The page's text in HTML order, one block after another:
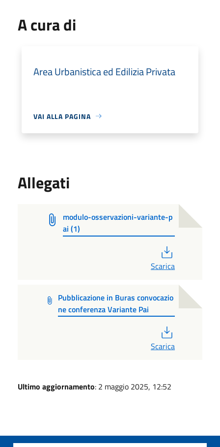
A cura di
Area Urbanistica ed Edilizia Privata
VAI ALLA PAGINA
Allegati
modulo-osservazioni-variante-p
ai (1)
Scarica
Pubblicazione in Buras convocazio
ne conferenza Variante Pai
Scarica
Ultimo aggiornamento: 2 maggio 2025, 12:52